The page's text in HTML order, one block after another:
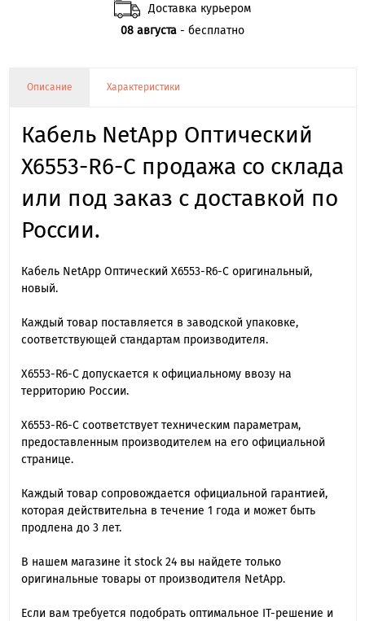
Доставка курьером
08 августа - бесплатно
Описание Характеристики
Кабель NetApp Оптический
X6553-R6-C продажа со склада
или под заказ с доставкой по
России.
Кабель NetApp Оптический X6553-R6-C оригинальный,
новый.
Каждый товар поставляется в заводской упаковке,
соответствующей стандартам производителя.
X6553-R6-C допускается к официальному ввозу на
территорию России.
X6553-R6-C cоответствует техническим параметрам,
предоставленным производителем на его официальной
странице.
Каждый товар сопровождается официальной гарантией,
которая действительна в течение 1 года и может быть
продлена до 3 лет.
В нашем магазине it stock 24 вы найдете только
оригинальные товары от производителя NetApp.
Если вам требуется подобрать оптимальное IT-решение и